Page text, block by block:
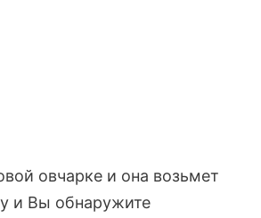
овчарке и она возьмет
и Вы обнаружите